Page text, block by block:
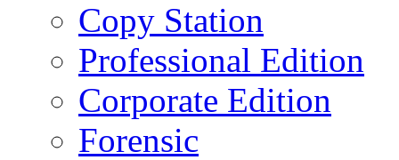
Copy Station
Professional Edition
Corporate Edition
Forensic